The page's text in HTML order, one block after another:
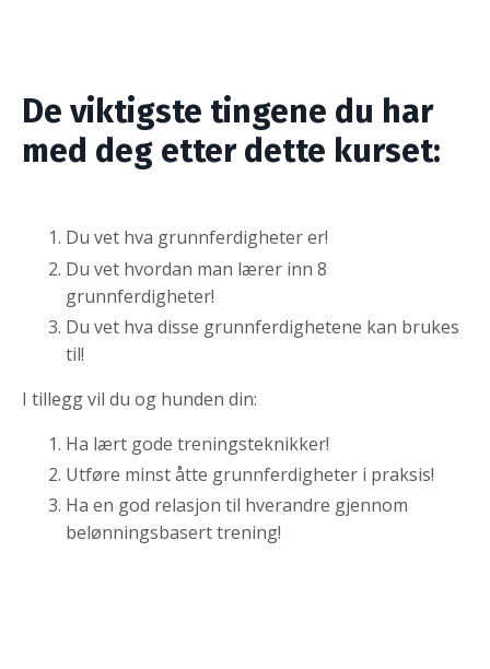
De viktigste tingene du har
med deg etter dette kurset:
Du vet hva grunnferdigheter er!
Du vet hvordan man lærer inn 8
grunnferdigheter!
Du vet hva disse grunnferdighetene kan brukes
til!
I tillegg vil du og hunden din:
Ha lært gode treningsteknikker!
Utføre minst åtte grunnferdigheter i praksis!
Ha en god relasjon til hverandre gjennom
belønningsbasert trening!